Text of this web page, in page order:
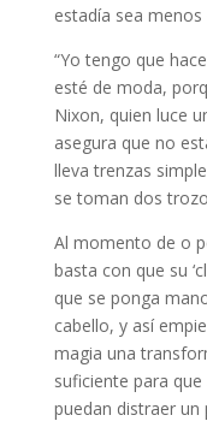
estadía sea menos
“Yo tengo que
esté de moda,
Nixon, quien luce
asegura que no
lleva trenzas
se toman dos
Al momento de o
basta con que su
que se ponga
cabello, y así
magia una
suficiente para
puedan distraer un